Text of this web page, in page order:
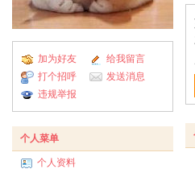
加为好友
给我留言
打个招呼
发送消息
违规举报
个人菜单
个人资料